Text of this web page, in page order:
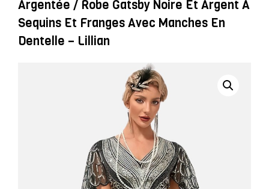
Argentée / Robe Gatsby Noire Et Argent À
Sequins Et Franges Avec Manches En
Dentelle – Lillian